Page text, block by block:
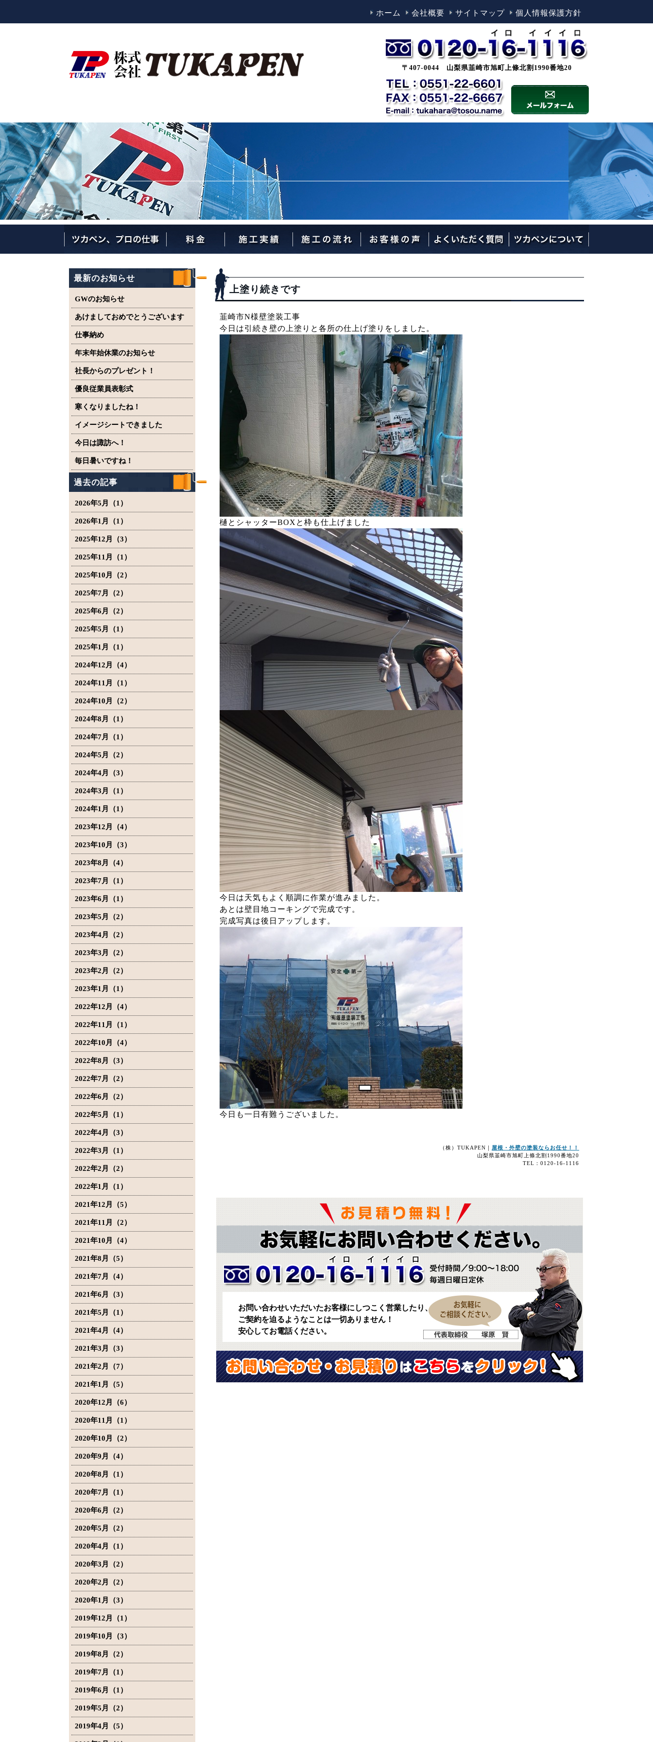
ホーム 会社概要 サイトマップ 個人情報保護方針
〒407-0044 山梨県韮崎市旭町上條北割1990番地20
最新のお知らせ
GWのお知らせ
あけましておめでとうございます
仕事納め
年末年始休業のお知らせ
社長からのプレゼント！
優良従業員表彰式
寒くなりましたね！
イメージシートできました
今日は諏訪へ！
毎日暑いですね！
過去の記事
2026年5月（1）
2026年1月（1）
2025年12月（3）
2025年11月（1）
2025年10月（2）
2025年7月（2）
2025年6月（2）
2025年5月（1）
2025年1月（1）
2024年12月（4）
2024年11月（1）
2024年10月（2）
2024年8月（1）
2024年7月（1）
2024年5月（2）
2024年4月（3）
2024年3月（1）
2024年1月（1）
2023年12月（4）
2023年10月（3）
2023年8月（4）
2023年7月（1）
2023年6月（1）
2023年5月（2）
2023年4月（2）
2023年3月（2）
2023年2月（2）
2023年1月（1）
2022年12月（4）
2022年11月（1）
2022年10月（4）
2022年8月（3）
2022年7月（2）
2022年6月（2）
2022年5月（1）
2022年4月（3）
2022年3月（1）
2022年2月（2）
2022年1月（1）
2021年12月（5）
2021年11月（2）
2021年10月（4）
2021年8月（5）
2021年7月（4）
2021年6月（3）
2021年5月（1）
2021年4月（4）
2021年3月（3）
2021年2月（7）
2021年1月（5）
2020年12月（6）
2020年11月（1）
2020年10月（2）
2020年9月（4）
2020年8月（1）
2020年7月（1）
2020年6月（2）
2020年5月（2）
2020年4月（1）
2020年3月（2）
2020年2月（2）
2020年1月（3）
2019年12月（1）
2019年10月（3）
2019年8月（2）
2019年7月（1）
2019年6月（1）
2019年5月（2）
2019年4月（5）
上塗り続きです
韮崎市N様壁塗装工事
今日は引続き壁の上塗りと各所の仕上げ塗りをしました。
樋とシャッターBOXと枠も仕上げました
今日は天気もよく順調に作業が進みました。
あとは壁目地コーキングで完成です。
完成写真は後日アップします。
今日も一日有難うございました。
（株）TUKAPEN｜ 屋根・外壁の塗装ならお任せ！！
山梨県韮崎市旭町上條北割1990番地20
TEL：0120-16-1116
お問い合わせいただいたお客様にしつこく営業したり、
ご契約を迫るようなことは一切ありません！
安心してお電話ください。